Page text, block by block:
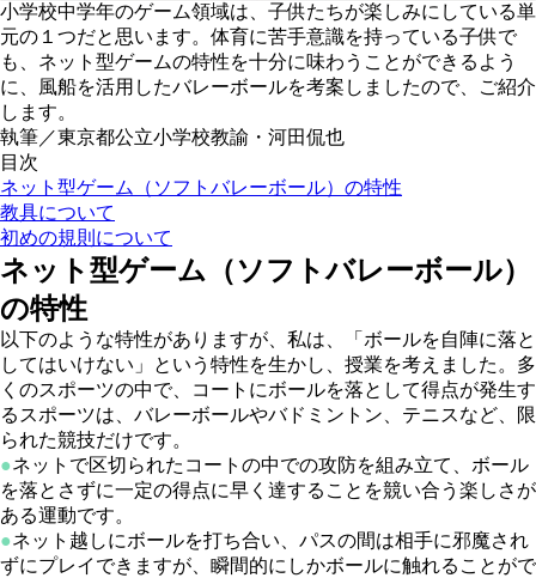
小学校中学年のゲーム領域は、子供たちが楽しみにしている単
元の１つだと思います。体育に苦手意識を持っている子供で
も、ネット型ゲームの特性を十分に味わうことができるよう
に、風船を活用したバレーボールを考案しましたので、ご紹介
します。
執筆／東京都公立小学校教諭・河田侃也
目次
ネット型ゲーム（ソフトバレーボール）の特性
教具について
初めの規則について
ネット型ゲーム（ソフトバレーボール）
の特性
以下のような特性がありますが、私は、「ボールを自陣に落と
してはいけない」という特性を生かし、授業を考えました。多
くのスポーツの中で、コートにボールを落として得点が発生す
るスポーツは、バレーボールやバドミントン、テニスなど、限
られた競技だけです。
●ネットで区切られたコートの中での攻防を組み立て、ボール
を落とさずに一定の得点に早く達することを競い合う楽しさが
ある運動です。
●ネット越しにボールを打ち合い、パスの間は相手に邪魔され
ずにプレイできますが、瞬間的にしかボールに触れることがで